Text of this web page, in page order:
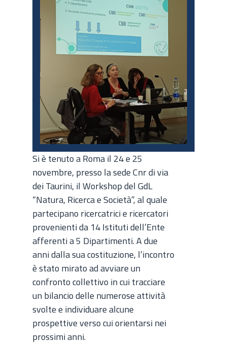
Si è tenuto a Roma il 24 e 25
novembre, presso la sede Cnr di via
dei Taurini, il Workshop del GdL
“Natura, Ricerca e Società”, al quale
partecipano ricercatrici e ricercatori
provenienti da 14 Istituti dell’Ente
afferenti a 5 Dipartimenti. A due
anni dalla sua costituzione, l’incontro
è stato mirato ad avviare un
confronto collettivo in cui tracciare
un bilancio delle numerose attività
svolte e individuare alcune
prospettive verso cui orientarsi nei
prossimi anni.